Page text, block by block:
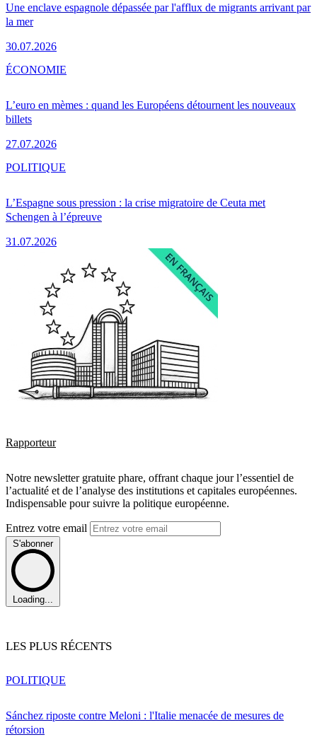
Une enclave espagnole dépassée par l'afflux de migrants arrivant par
la mer
30.07.2026
L’euro en mèmes : quand les Européens détournent les nouveaux
billets
27.07.2026
ÉCONOMIE
L’Espagne sous pression : la crise migratoire de Ceuta met
Schengen à l’épreuve
31.07.2026
POLITIQUE
Rapporteur
Notre newsletter gratuite phare, offrant chaque jour l’essentiel de
l’actualité et de l’analyse des institutions et capitales européennes.
Indispensable pour suivre la politique européenne.
Entrez votre email
S'abonner
Loading...
LES PLUS RÉCENTS
Sánchez riposte contre Meloni : l'Italie menacée de mesures de
rétorsion
POLITIQUE